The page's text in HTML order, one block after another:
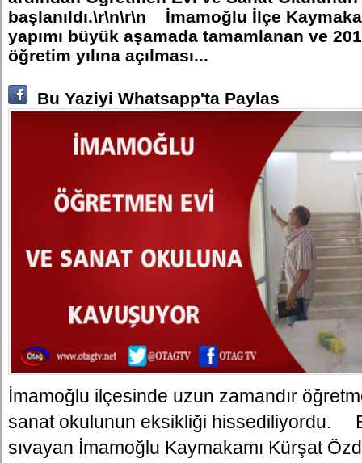
başlanıldı.\r\n\r\n İmamoğlu İlçe
yapımı büyük aşamada tamamlanan ve
öğretim yılına açılması...
Bu Yaziyi Whatsapp'ta Paylas
İmamoğlu ilçesinde uzun zamandır
sanat okulunun eksikliği hissediliyordu.
sıvayan İmamoğlu Kaymakamı Kürşat